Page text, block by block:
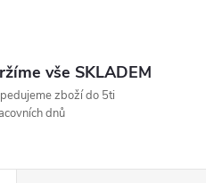
vše SKLADEM
zboží do 5ti
dnů